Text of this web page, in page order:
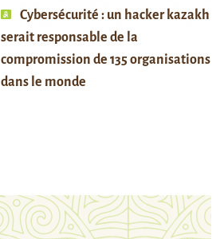
Cybersécurité : un hacker kazakh
serait responsable de la
compromission de 135 organisations
dans le monde